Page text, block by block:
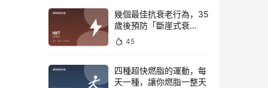
幾個最佳抗衰老行為，35
歲後預防「斷崖式衰
老」！
45
四種超快燃脂的運動，每
天一種，讓你燃脂一整天